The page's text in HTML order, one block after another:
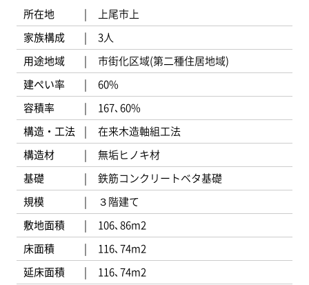
所在地 上尾市上
家族構成 3人
用途地域 市街化区域(第二種住居地域)
建ぺい率 60%
容積率 167､60%
構造・工法 在来木造軸組工法
構造材 無垢ヒノキ材
基礎 鉄筋コンクリートベタ基礎
規模 ３階建て
敷地面積 106､86m2
床面積 116､74m2
延床面積 116､74m2